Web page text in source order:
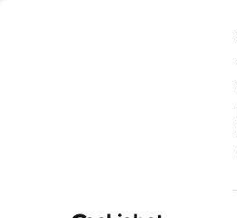
Kølig